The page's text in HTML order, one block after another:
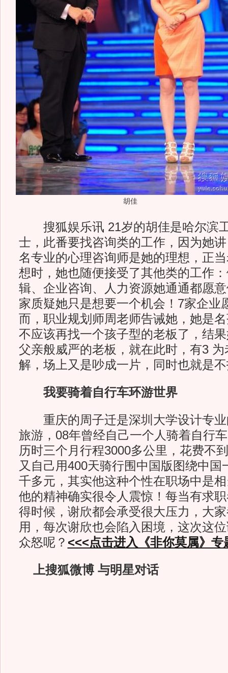
胡佳
搜狐娱乐讯 21岁的胡佳是哈尔滨
士，此番要找咨询类的工作，因为她
名专业的心理咨询师是她的理想，正
想时，她也随便接受了其他类的工作
辑、企业咨询、人力资源她通通都愿
家质疑她只是想要一个机会！7家企业
而，职业规划师周老师告诫她，她是
不应该再找一个孩子型的老板了，结
父亲般威严的老板，就在此时，有3
解，场上又是吵成一片，同时也就是
我要骑着自行车环游世界
重庆的周子迁是深圳大学设计专业
旅游，08年曾经自己一个人骑着自行
历时三个月行程3000多公里，花费不
又自己用400天骑行围中国版图绕中国
千多元，其实他这种个性在职场中是
他的精神确实很令人震惊！每当有求
得时候，谢欣都会承受很大压力，大
用，每次谢欣也会陷入困境，这次这
众怒呢？ <<<点击进入《非你莫属》专
上搜狐微博 与明星对话